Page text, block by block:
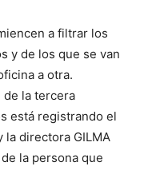
a filtrar los
y de los que se van
a otra.
de la tercera
está registrando el
la directora GILMA
la persona que